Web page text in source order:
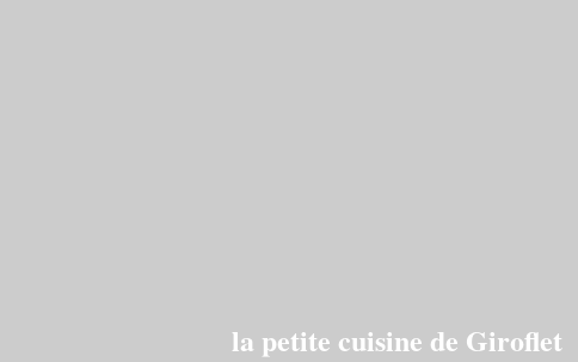
la petite cuisine de Giroflet